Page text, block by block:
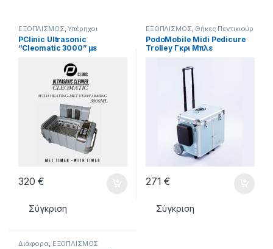
ΕΞΟΠΛΙΣΜΟΣ,Υπέρηχοι
PClinic Ultrasonic
“Cleomatic 3000” με
χρονοδιακόπτη
320€
Σύγκριση
ΕΞΟΠΛΙΣΜΟΣ, Θήκες Πεντικιούρ
PodoMobile Midi Pedicure
Trolley Γκρι Μπλε
271€
Σύγκριση
Διάφορα, ΕΞΟΠΛΙΣΜΟΣ